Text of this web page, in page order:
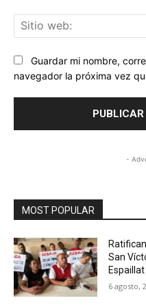
Guardar mi nombre,
navegador la próxima vez
-
MOST POPULAR
San
Espaillat
6 agosto,